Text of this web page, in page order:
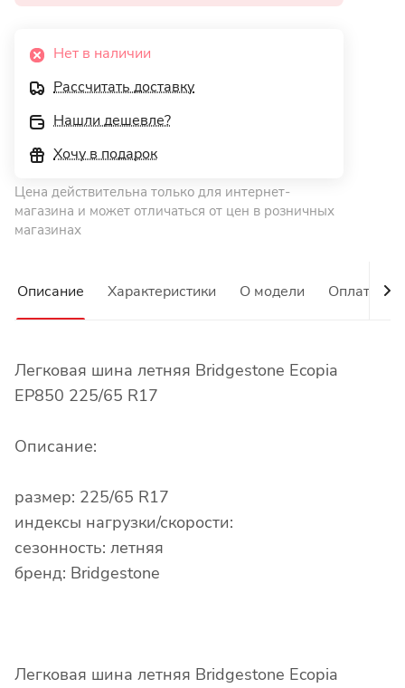
Нет в наличии
Рассчитать доставку
Нашли дешевле?
Хочу в подарок
Цена действительна только для интернет-
магазина и может отличаться от цен в розничных
магазинах
Описание Характеристики О модели Оплата
Легковая шина летняя Bridgestone Ecopia
EP850 225/65 R17
Описание:
размер: 225/65 R17
индексы нагрузки/скорости:
сезонность: летняя
бренд: Bridgestone
Легковая шина летняя Bridgestone Ecopia